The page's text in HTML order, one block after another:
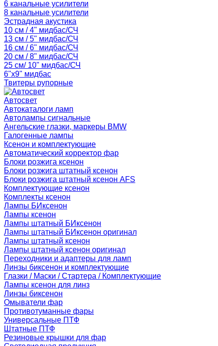
6 канальные усилители
8 канальные усилители
Эстрадная акустика
10 см / 4" мидбас/СЧ
13 см / 5" мидбас/СЧ
16 см / 6" мидбас/СЧ
20 см / 8" мидбас/СЧ
25 см/ 10" мидбас/СЧ
6"x9" мидбас
Твитеры рупорные
Автосвет
Автокаталоги ламп
Автолампы сигнальные
Ангельские глазки, маркеры BMW
Галогенные лампы
Ксенон и комплектующие
Автоматический корректор фар
Блоки розжига ксенон
Блоки розжига штатный ксенон
Блоки розжига штатный ксенон AFS
Комплектующие ксенон
Комплекты ксенон
Лампы БИксенон
Лампы ксенон
Лампы штатный БИксенон
Лампы штатный БИксенон оригинал
Лампы штатный ксенон
Лампы штатный ксенон оригинал
Переходники и адаптеры для ламп
Линзы биксенон и комплектующие
Глазки / Маски / Стартера / Комплектующие
Лампы ксенон для линз
Линзы биксенон
Омыватели фар
Противотуманные фары
Универсальные ПТФ
Штатные ПТФ
Резиновые крышки для фар